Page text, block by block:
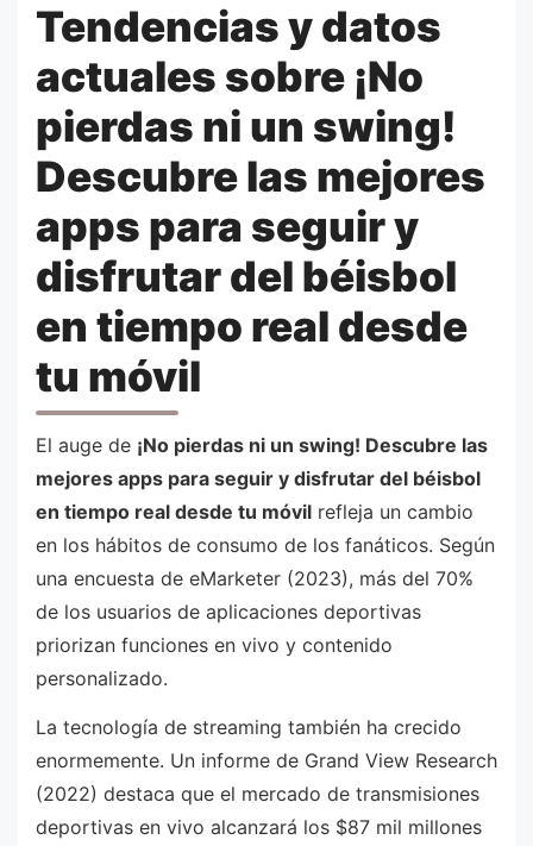
Tendencias y datos
actuales sobre ¡No
pierdas ni un swing!
Descubre las mejores
apps para seguir y
disfrutar del béisbol
en tiempo real desde
tu móvil
El auge de ¡No pierdas ni un swing! Descubre las
mejores apps para seguir y disfrutar del béisbol
en tiempo real desde tu móvil refleja un cambio
en los hábitos de consumo de los fanáticos. Según
una encuesta de eMarketer (2023), más del 70%
de los usuarios de aplicaciones deportivas
priorizan funciones en vivo y contenido
personalizado.
La tecnología de streaming también ha crecido
enormemente. Un informe de Grand View Research
(2022) destaca que el mercado de transmisiones
deportivas en vivo alcanzará los $87 mil millones